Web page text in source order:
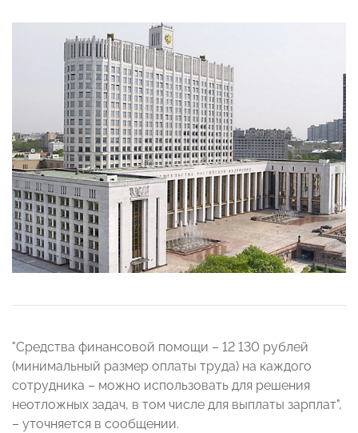
"Средства финансовой помощи – 12 130 рублей
(минимальный размер оплаты труда) на каждого
сотрудника – можно использовать для решения
неотложных задач, в том числе для выплаты зарплат",
– уточняется в сообщении.